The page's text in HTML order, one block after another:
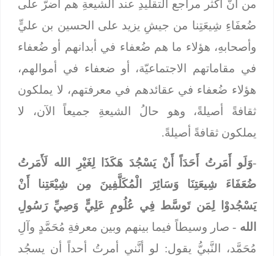
من أنَّ أكثر مراجع التقليدِ عند الشيعةِ هم أضرّ على
ضُعفَاءِ شِيعَتِنا من جيشِ يزيد على الحسين بن عليٍّ
وأصحابهِ، هؤلاء ما هم ضُعفاء في أبدانهم أو ضُعفاء
في مقاماتهم الاجتماعيّة، أو ضعفاء في أموالهم،
هؤلاء ضُعفاء في عقائدهم في معرفتهم، لا يملكون
ثقافةً أصيلةً، وهو حالُ الشيعةِ جميعاً الآن، لا
يملكون ثقافةً أصيلةً.
وَلَو أَمَرتُ أَحَدَاً أَنْ يَسْجُدَ هَكَذَا لِغَيْرِ الله لَأَمَرتُ
ضُعَفَاءَ شِيعَتِنَا وَسَائِرَ الْمُكَلَّفِينَ مِن شِيْعَتِنا أَنْ
يَسْجُدوْا لِمَن تَوسَّط فِي عُلُومِ عَلِيٍّ وَصِيِّ رَسُولِ
الله- صار وسيطاً فيما بينهم وبين معرفةِ مُحَمَّدٍ وآلِ
مُحَمَّد، النَّبيُّ يقول: لو أنَّني أمرتُ أحداً أن يسجُد